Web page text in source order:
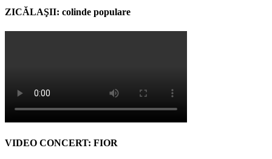
ZICĂLAŞII: colinde populare
VIDEO CONCERT: FIOR